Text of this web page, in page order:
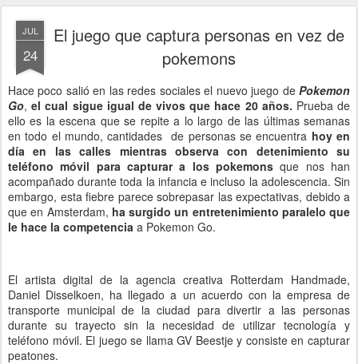
JUL
24
El juego que captura personas en vez de
pokemons
Hace poco salió en las redes sociales el nuevo juego de Pokemon
Go, el cual sigue igual de vivos que hace 20 años. Prueba de
ello es la escena que se repite a lo largo de las últimas semanas
en todo el mundo, cantidades de personas se encuentra hoy en
día en las calles mientras observa con detenimiento su
teléfono móvil para capturar a los pokemons que nos han
acompañado durante toda la infancia e incluso la adolescencia. Sin
embargo, esta fiebre parece sobrepasar las expectativas, debido a
que en Amsterdam, ha surgido un entretenimiento paralelo que
le hace la competencia a Pokemon Go.
El artista digital de la agencia creativa Rotterdam Handmade,
Daniel Disselkoen, ha llegado a un acuerdo con la empresa de
transporte municipal de la ciudad para divertir a las personas
durante su trayecto sin la necesidad de utilizar tecnología y
teléfono móvil. El juego se llama GV Beestje y consiste en capturar
peatones.